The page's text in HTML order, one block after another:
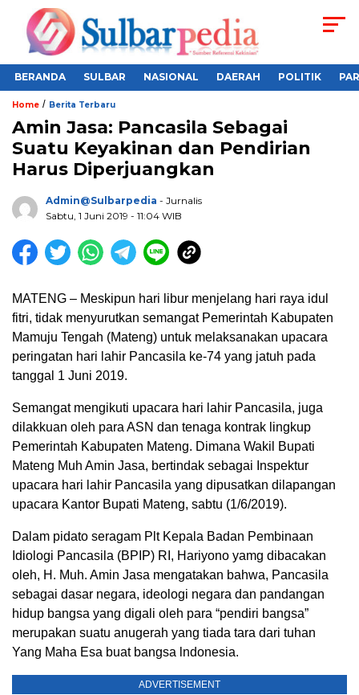
BERANDA SULBAR NASIONAL DAERAH POLITIK
Home / Berita Terbaru
Amin Jasa: Pancasila Sebagai
Suatu Keyakinan dan Pendirian
Harus Diperjuangkan
Admin@sulbarpedia - Jurnalis
Sabtu, 1 Juni 2019 - 11:04 WIB
MATENG – Meskipun hari libur menjelang hari raya idul
fitri, tidak menyurutkan semangat Pemerintah Kabupaten
Mamuju Tengah (Mateng) untuk melaksanakan upacara
peringatan hari lahir Pancasila ke-74 yang jatuh pada
tanggal 1 Juni 2019.
Semangat mengikuti upacara hari lahir Pancasila, juga
dilakkuan oleh para ASN dan tenaga kontrak lingkup
Pemerintah Kabupaten Mateng. Dimana Wakil Bupati
Mateng Muh Amin Jasa, bertindak sebagai Inspektur
upacara hari lahir Pancasila yang dipusatkan dilapangan
upacara Kantor Bupati Mateng, sabtu (1/6/2019).
Dalam pidato seragam Plt Kepala Badan Pembinaan
Idiologi Pancasila (BPIP) RI, Hariyono yamg dibacakan
oleh, H. Muh. Amin Jasa mengatakan bahwa, Pancasila
sebagai dasar negara, ideologi negara dan pandangan
hidup bangsa yang digali oleh para “pendiri bangsa”
merupakan suatu anugerah yang tiada tara dari tuhan
Yang Maha Esa buat bangsa lndonesia.
ADVERTISEMENT